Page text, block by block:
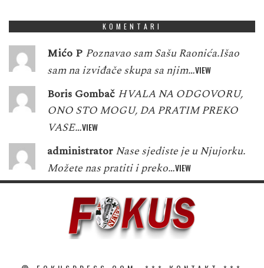
KOMENTARI
Mićo P Poznavao sam Sašu Raonića.Išao
sam na izviđače skupa sa njim…VIEW
Boris Gombač HVALA NA ODGOVORU,
ONO STO MOGU, DA PRATIM PREKO
VASE…VIEW
administrator Nase sjediste je u Njujorku.
Možete nas pratiti i preko…VIEW